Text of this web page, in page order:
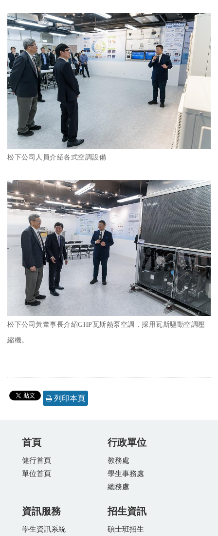
松下公司人員介紹各式空調設備
松下公司黃董事長介紹GHP瓦斯熱泵空調，採用瓦斯驅動空調壓
縮機。
列印本頁
首頁
健行首頁
單位首頁
行政單位
教務處
學生事務處
總務處
資訊服務
學生資訊系統
招生資訊
碩士班招生